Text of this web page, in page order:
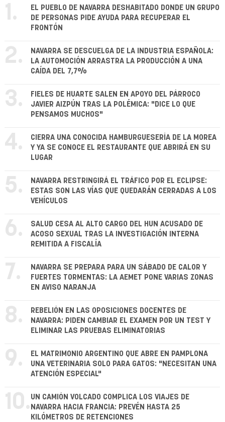
1.
EL PUEBLO DE NAVARRA DESHABITADO DONDE UN GRUPO
DE PERSONAS PIDE AYUDA PARA RECUPERAR EL
FRONTÓN
2.
NAVARRA SE DESCUELGA DE LA INDUSTRIA ESPAÑOLA:
LA AUTOMOCIÓN ARRASTRA LA PRODUCCIÓN A UNA
CAÍDA DEL 7,7%
3.
FIELES DE HUARTE SALEN EN APOYO DEL PÁRROCO
JAVIER AIZPÚN TRAS LA POLÉMICA: "DICE LO QUE
PENSAMOS MUCHOS"
4.
CIERRA UNA CONOCIDA HAMBURGUESERÍA DE LA MOREA
Y YA SE CONOCE EL RESTAURANTE QUE ABRIRÁ EN SU
LUGAR
5.
NAVARRA RESTRINGIRÁ EL TRÁFICO POR EL ECLIPSE:
ESTAS SON LAS VÍAS QUE QUEDARÁN CERRADAS A LOS
VEHÍCULOS
6.
SALUD CESA AL ALTO CARGO DEL HUN ACUSADO DE
ACOSO SEXUAL TRAS LA INVESTIGACIÓN INTERNA
REMITIDA A FISCALÍA
7.
NAVARRA SE PREPARA PARA UN SÁBADO DE CALOR Y
FUERTES TORMENTAS: LA AEMET PONE VARIAS ZONAS
EN AVISO NARANJA
8.
REBELIÓN EN LAS OPOSICIONES DOCENTES DE
NAVARRA: PIDEN CAMBIAR EL EXAMEN POR UN TEST Y
ELIMINAR LAS PRUEBAS ELIMINATORIAS
9.
EL MATRIMONIO ARGENTINO QUE ABRE EN PAMPLONA
UNA VETERINARIA SOLO PARA GATOS: "NECESITAN UNA
ATENCIÓN ESPECIAL"
10. UN CAMIÓN VOLCADO COMPLICA LOS VIAJES DE
NAVARRA HACIA FRANCIA: PREVÉN HASTA 25
KILÓMETROS DE RETENCIONES